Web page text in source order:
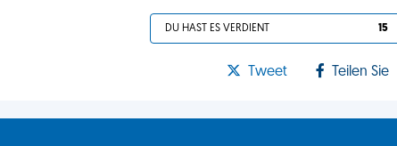
DU HAST ES VERDIENT 15
Tweet Teilen Sie